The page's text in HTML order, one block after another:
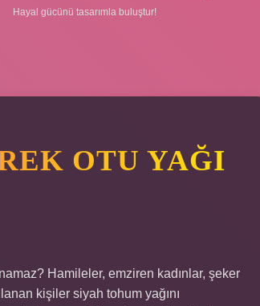
Hayal gücünü tasarımla buluştur!
OTU YAĞI
Hamileler, emziren kadınlar, şeker
kişiler siyah tohum yağını